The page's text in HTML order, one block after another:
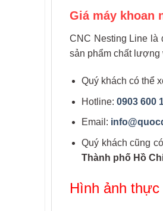
Giá máy khoan
CNC Nesting Line là
sản phẩm chất lượng
Quý khách có thể
Hotline:0903 600
Email:
Quý khách cũng
Thành phố Hồ
Hình ảnh thực